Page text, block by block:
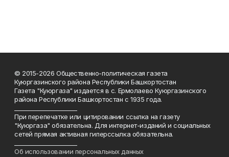
© 2015-2026 Общественно-политическая газета
Куюргазинского района Республики Башкортостан
Газета "Куюргаза" издается в с. Ермолаево Куюргазинского
района Республики Башкортостан с 1935 года.
При перепечатке или цитировании ссылка на газету
"Куюргаза" обязательна. Для интернет-изданий и социальных
сетей прямая активная гиперссылка обязательна.
Об использовании персональных данных